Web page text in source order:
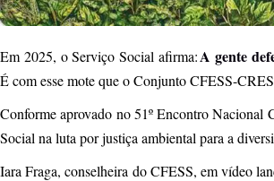
Em 2025, o Serviço Social afirma:A gente
É com esse mote que o Conjunto CFESS-
Conforme aprovado no 51º Encontro Nacional
Social na luta por justiça ambiental para a
Iara Fraga, conselheira do CFESS, em vídeo